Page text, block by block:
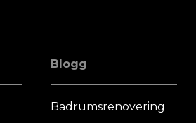
Blogg
Badrumsrenovering